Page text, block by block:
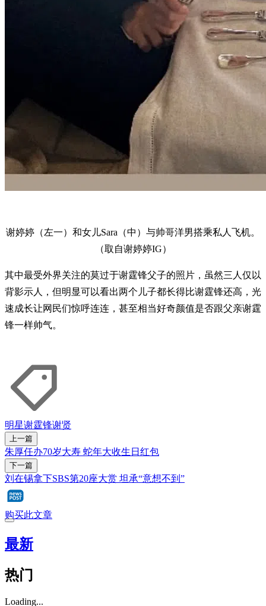
谢婷婷（左一）和女儿Sara（中）与帅哥洋男搭乘私人飞机。
（取自谢婷婷IG）
其中最受外界关注的莫过于谢霆锋父子的照片，虽然三人仅以
背影示人，但明显可以看出两个儿子都长得比谢霆锋还高，光
速成长让网民们惊呼连连，甚至相当好奇颜值是否跟父亲谢霆
锋一样帅气。
明星谢霆锋谢贤
上一篇
朱厚任办70岁大寿 蛇年大收生日红包
下一篇
刘在锡拿下SBS第20座大赏 坦承“意想不到”
购买此文章
最新
热门
Loading...